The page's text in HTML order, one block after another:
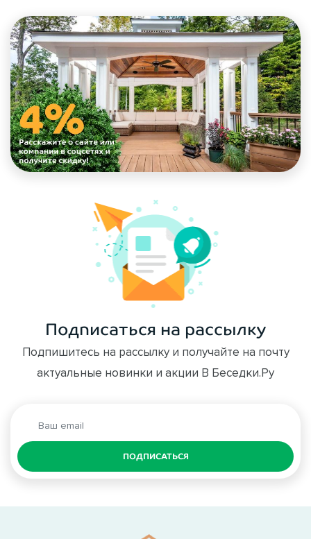
Подписаться на рассылку
Подпишитесь на рассылку и получайте на почту
актуальные новинки и акции В Беседки.Ру
ПОДПИСАТЬСЯ